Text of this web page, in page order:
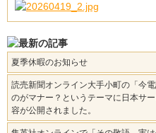
夏季休暇のお知らせ
読売新聞オンライン大手小町の「今
のがマナー？というテーマに日本サ
容が公開されました。